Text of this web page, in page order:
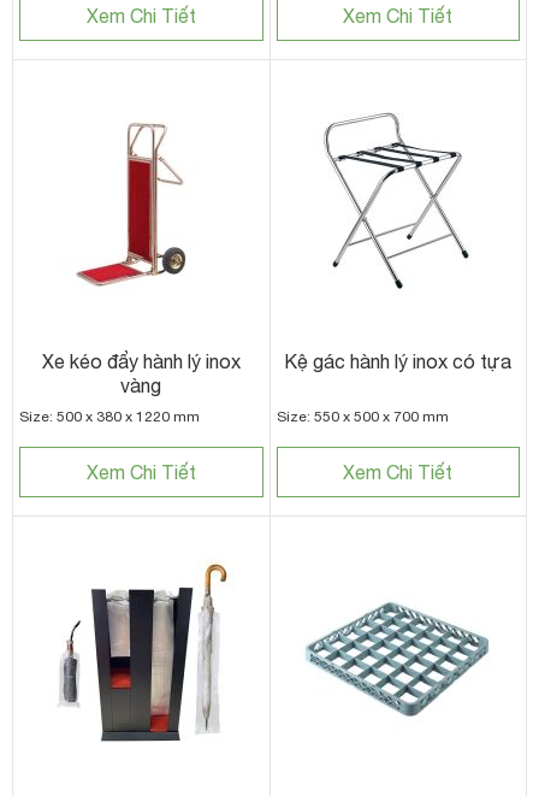
Xem Chi Tiết Xem Chi Tiết
Xe kéo đẩy hành lý inox
vàng
Size: 500 x 380 x 1220 mm
Xem Chi Tiết
Kệ gác hành lý inox có tựa
Size: 550 x 500 x 700 mm
Xem Chi Tiết